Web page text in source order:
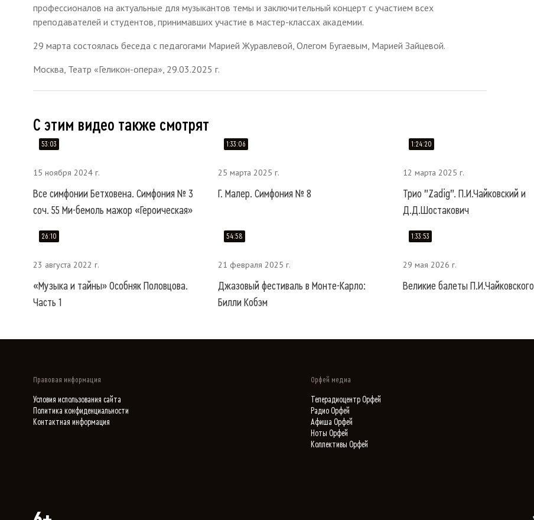
профессионалов на актуальные для музыкантов темы и заключительный концерт с участием всех
преподавателей и студентов, принимавших участие в мастер-классах академии.
29 марта состоялась беседа с педагогами Марией Журавлевой, Олегом Бугаевым, Марией Зайцевой.
Москва, Театр «Геликон-опера», 29.03.2025 г.
С этим видео также смотрят
53:03
15 ноября 2024 г.
Все симфонии Бетховена. Симфония № 3
соч. 55 Ми-бемоль мажор «Героическая»
1:33:06
25 марта 2025 г.
Г. Малер. Симфония № 8
1:24:20
12 марта 2025 г.
Трио "Zadig". П.И.Чайковский и
Д.Д.Шостакович
26:10
23 августа 2022 г.
«Музыка и тайны» Особняк Половцова.
Часть 1
54:58
21 февраля 2025 г.
Джазовый фестиваль в Монте-Карло:
Билли Кобэм
1:33:53
29 мая 2026 г.
Великие балеты П.И.Чайковского
Орфей медиа
Телерадиоцентр Орфей
Радио Орфей
Афиша Орфей
Ноты Орфей
Коллективы Орфей
Правовая информация
Условия использования сайта
Политика конфиденциальности
Контактная информация